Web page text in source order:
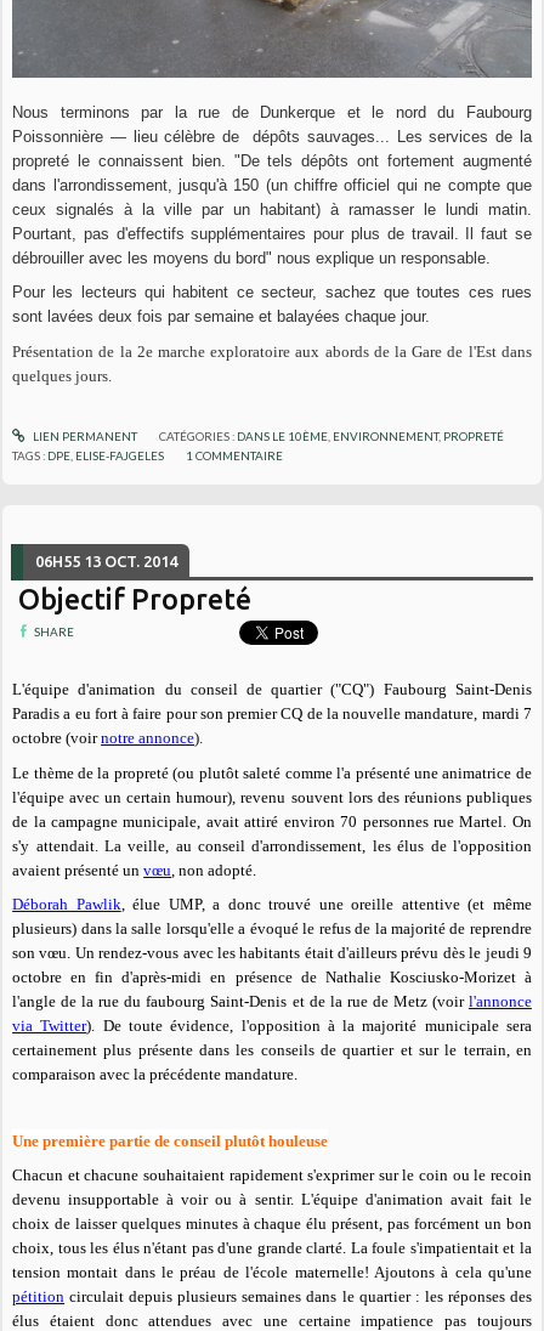
Nous terminons par la rue de Dunkerque et le nord du Faubourg
Poissonnière — lieu célèbre de dépôts sauvages... Les services de la
propreté le connaissent bien. "De tels dépôts ont fortement augmenté
dans l'arrondissement, jusqu'à 150 (un chiffre officiel qui ne compte que
ceux signalés à la ville par un habitant) à ramasser le lundi matin.
Pourtant, pas d'effectifs supplémentaires pour plus de travail. Il faut se
débrouiller avec les moyens du bord" nous explique un responsable.
Pour les lecteurs qui habitent ce secteur, sachez que toutes ces rues
sont lavées deux fois par semaine et balayées chaque jour.
Présentation de la 2e marche exploratoire aux abords de la Gare de l'Est dans
quelques jours.
LIEN PERMANENT CATÉGORIES : DANS LE 10ÈME, ENVIRONNEMENT, PROPRETÉ
TAGS : DPE ELISE-FAJGELES 1 COMMENTAIRE
06H55 13 OCT. 2014
Objectif Propreté
SHARE
L'équipe d'animation du conseil de quartier ("CQ") Faubourg Saint-Denis
Paradis a eu fort à faire pour son premier CQ de la nouvelle mandature, mardi 7
octobre (voir notre annonce).
Le thème de la propreté (ou plutôtsaleté comme l'a présenté une animatrice de
l'équipe avec un certain humour), revenu souvent lors des réunions publiques
de la campagne municipale, avait attiré environ 70 personnes rue Martel. On
s'y attendait. La veille, au conseil d'arrondissement, les élus de l'opposition
avaient présenté un vœu , non adopté.
Déborah Pawlik , élue UMP, a donc trouvé une oreille attentive (et même
plusieurs) dans la salle lorsqu'elle a évoqué le refus de la majorité de reprendre
son vœu. Un rendez-vous avec les habitants était d'ailleurs prévu dès le jeudi 9
octobre en fin d'après-midi en présence de Nathalie Kosciusko-Morizet à
l'angle de la rue du faubourg Saint-Denis et de la rue de Metz (voir l'annonce
via Twitter). De toute évidence, l'opposition à la majorité municipale sera
certainement plus présente dans les conseils de quartier et sur le terrain, en
comparaison avec la précédente mandature.
Une première partie de conseil plutôt houleuse
Chacun et chacune souhaitaient rapidement s'exprimer sur le coin ou le recoin
devenu insupportable à voir ou à sentir. L'équipe d'animation avait fait le
choix de laisser quelques minutes à chaque élu présent, pas forcément un bon
choix, tous les élus n'étant pas d'une grande clarté. La foule s'impatientait et la
tension montait dans le préau de l'école maternelle! Ajoutons à cela qu'une
pétition circulait depuis plusieurs semaines dans le quartier : les réponses des
élus étaient donc attendues avec une certaine impatience pas toujours